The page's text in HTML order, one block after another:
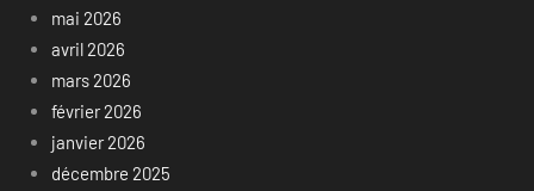
mai 2026
avril 2026
mars 2026
février 2026
janvier 2026
décembre 2025